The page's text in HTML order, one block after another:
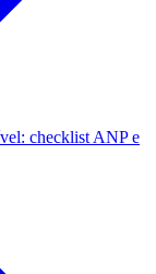
checklist ANP e